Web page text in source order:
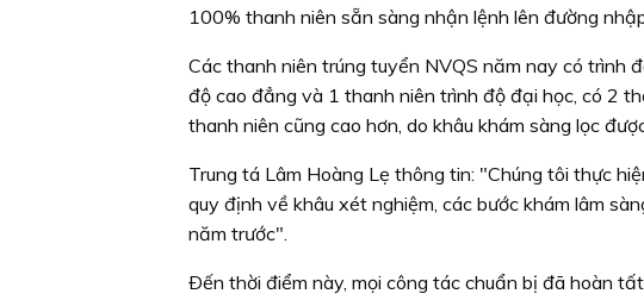
100% thanh niên sẵn sàng nhận lệnh lên đường
Các thanh niên trúng tuyển NVQS năm nay có trình
độ cao đẳng và 1 thanh niên trình độ đại học, có 2
thanh niên cũng cao hơn, do khâu khám sàng lọc
Trung tá Lâm Hoàng Lẹ thông tin: "Chúng tôi thực
quy định về khâu xét nghiệm, các bước khám lâm
năm trước".
Ðến thời điểm này, mọi công tác chuẩn bị đã hoàn